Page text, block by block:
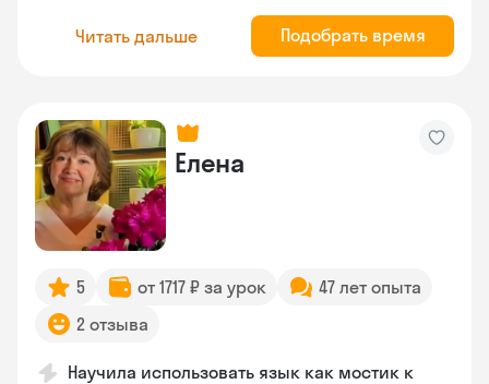
Читать дальше Подобрать время
Елена
5 от 1717 ₽ за урок
47 лет опыта
2 отзыва
Научила использовать язык как мостик к